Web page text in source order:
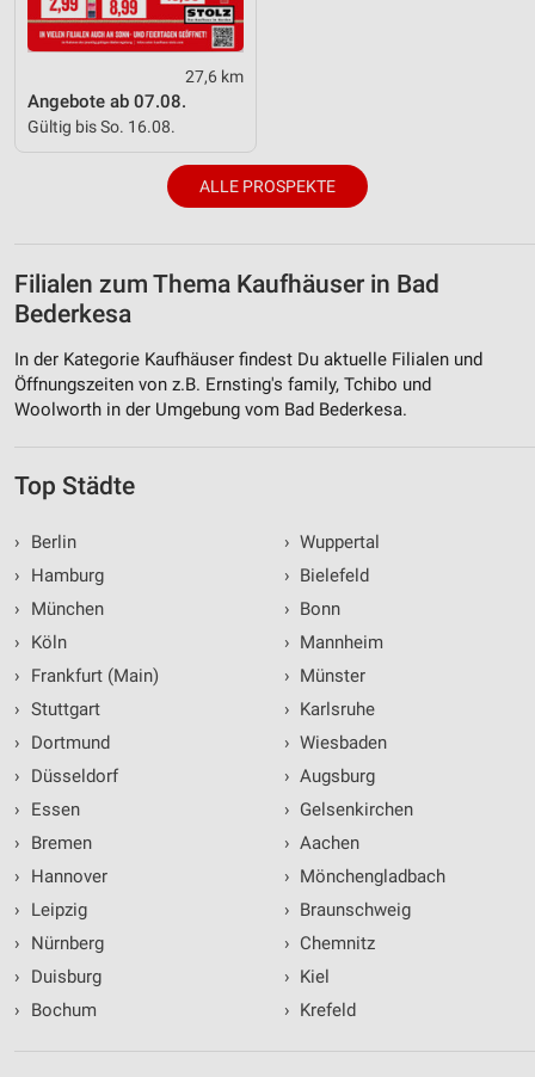
27,6 km
Angebote ab 07.08.
Gültig bis So. 16.08.
ALLE PROSPEKTE
Filialen zum Thema Kaufhäuser in Bad
Bederkesa
In der Kategorie Kaufhäuser findest Du aktuelle Filialen und
Öffnungszeiten von z.B. Ernsting's family, Tchibo und
Woolworth in der Umgebung vom Bad Bederkesa.
Top Städte
›
Berlin
›
Hamburg
›
München
›
Köln
›
Frankfurt (Main)
› Stuttgart
›
Dortmund
›
Düsseldorf
›
Essen
›
Bremen
›
Hannover
›
Leipzig
›
Nürnberg
›
Duisburg
›
Bochum
› Wuppertal
› Bielefeld
› Bonn
› Mannheim
› Münster
› Karlsruhe
› Wiesbaden
› Augsburg
› Gelsenkirchen
› Aachen
› Mönchengladbach
› Braunschweig
› Chemnitz
› Kiel
› Krefeld